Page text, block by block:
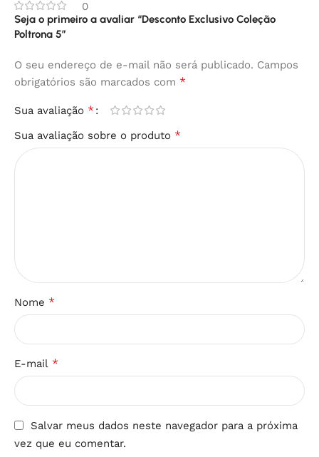
0
Seja o primeiro a avaliar “Desconto Exclusivo Coleção
Poltrona 5”
O seu endereço de e-mail não será publicado. Campos
obrigatórios são marcados com *
Sua avaliação *
Sua avaliação sobre o produto *
Nome *
E-mail *
Salvar meus dados neste navegador para a próxima
vez que eu comentar.